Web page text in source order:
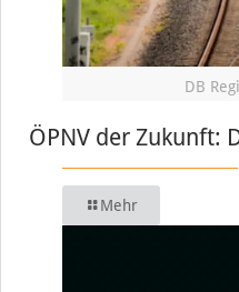
DB
ÖPNV der Zukunft:
Mehr